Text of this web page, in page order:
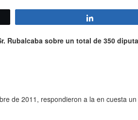
Rubalcaba sobre un total de 350
de 2011, respondieron a la en cuesta